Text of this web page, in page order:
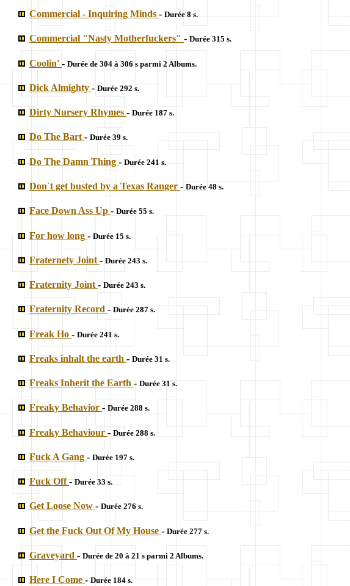
Commercial - Inquiring Minds - Durée 8 s.
Commercial "Nasty Motherfuckers" - Durée 315 s.
Coolin' - Durée de 304 à 306 s parmi 2 Albums.
Dick Almighty - Durée 292 s.
Dirty Nursery Rhymes - Durée 187 s.
Do The Bart- Durée 39 s.
Do The Damn Thing - Durée 241 s.
Don´t get busted by a Texas Ranger - Durée 48 s.
Face Down Ass Up - Durée 55 s.
For how long - Durée 15 s.
Fraternety Joint - Durée 243 s.
Fraternity Joint - Durée 243 s.
Fraternity Record- Durée 287 s.
Freak Ho - Durée 241 s.
Freaks inhalt the earth - Durée 31 s.
Freaks Inherit the Earth- Durée 31 s.
Freaky Behavior - Durée 288 s.
Freaky Behaviour - Durée 288 s.
Fuck A Gang - Durée 197 s.
Fuck Off- Durée 33 s.
Get Loose Now - Durée 276 s.
Get the Fuck Out Of My House - Durée 277 s.
Graveyard - Durée de 20 à 21 s parmi 2 Albums.
Here I Come - Durée 184 s.